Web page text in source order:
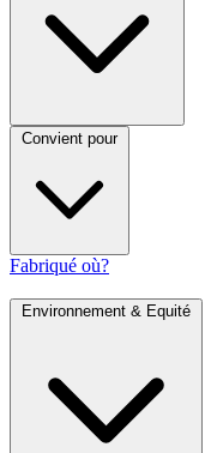
Convient pour
Fabriqué où?
Environnement & Equité